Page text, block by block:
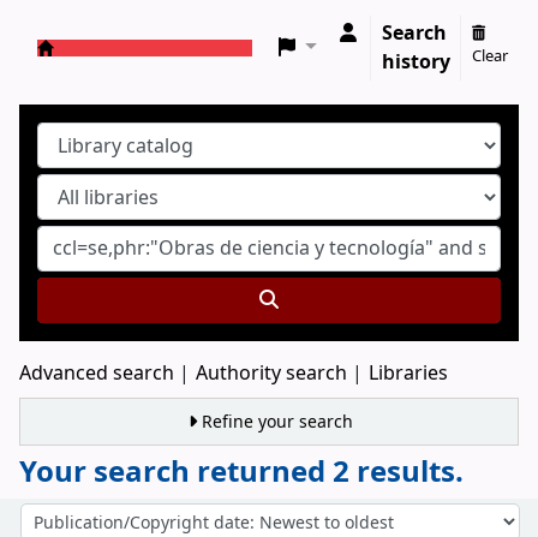
Search
history
Clear
Advanced search Authority search Libraries
Refine your search
Your search returned 2 results.
Sort by: